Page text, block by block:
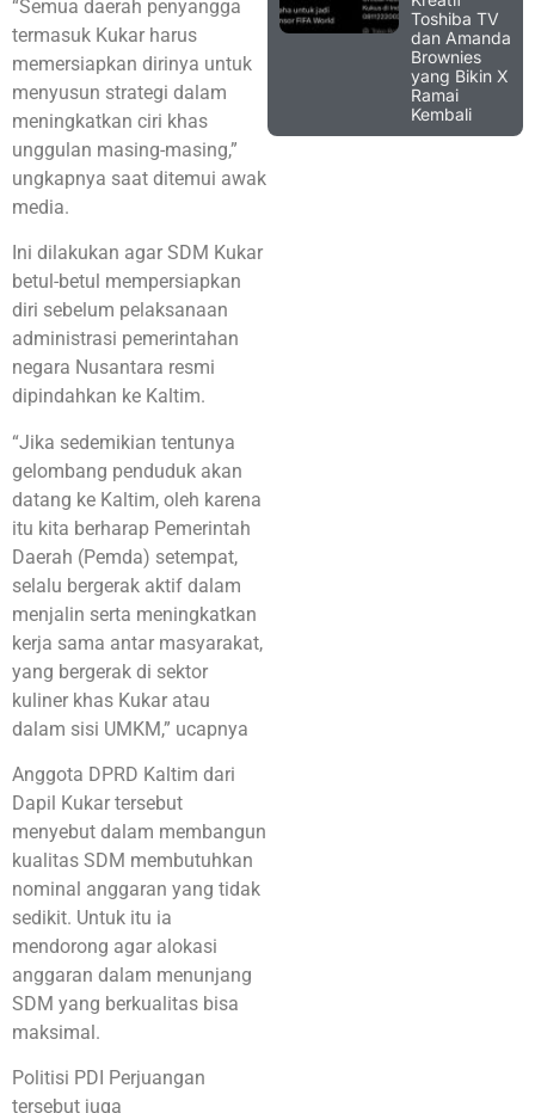
“Semua daerah penyangga
termasuk Kukar harus
memersiapkan dirinya untuk
menyusun strategi dalam
meningkatkan ciri khas
unggulan masing-masing,”
ungkapnya saat ditemui awak
media.
Ini dilakukan agar SDM Kukar
betul-betul mempersiapkan
diri sebelum pelaksanaan
administrasi pemerintahan
negara Nusantara resmi
dipindahkan ke Kaltim.
“Jika sedemikian tentunya
gelombang penduduk akan
datang ke Kaltim, oleh karena
itu kita berharap Pemerintah
Daerah (Pemda) setempat,
selalu bergerak aktif dalam
menjalin serta meningkatkan
kerja sama antar masyarakat,
yang bergerak di sektor
kuliner khas Kukar atau
dalam sisi UMKM,” ucapnya
Anggota DPRD Kaltim dari
Dapil Kukar tersebut
menyebut dalam membangun
kualitas SDM membutuhkan
nominal anggaran yang tidak
sedikit. Untuk itu ia
mendorong agar alokasi
anggaran dalam menunjang
SDM yang berkualitas bisa
maksimal.
Politisi PDI Perjuangan
tersebut juga
Toshiba TV
dan Amanda
Brownies
yang Bikin X
Ramai
Kembali